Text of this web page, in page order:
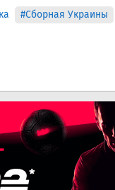
#Сборная Украины